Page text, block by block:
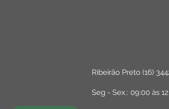
Ribeirão Preto (16)
Seg - Sex.: 09:00 às